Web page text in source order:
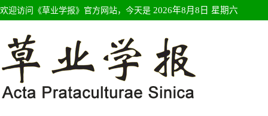
欢迎访问《草业学报》官方网站，今天是 2026年8月8日 星期六